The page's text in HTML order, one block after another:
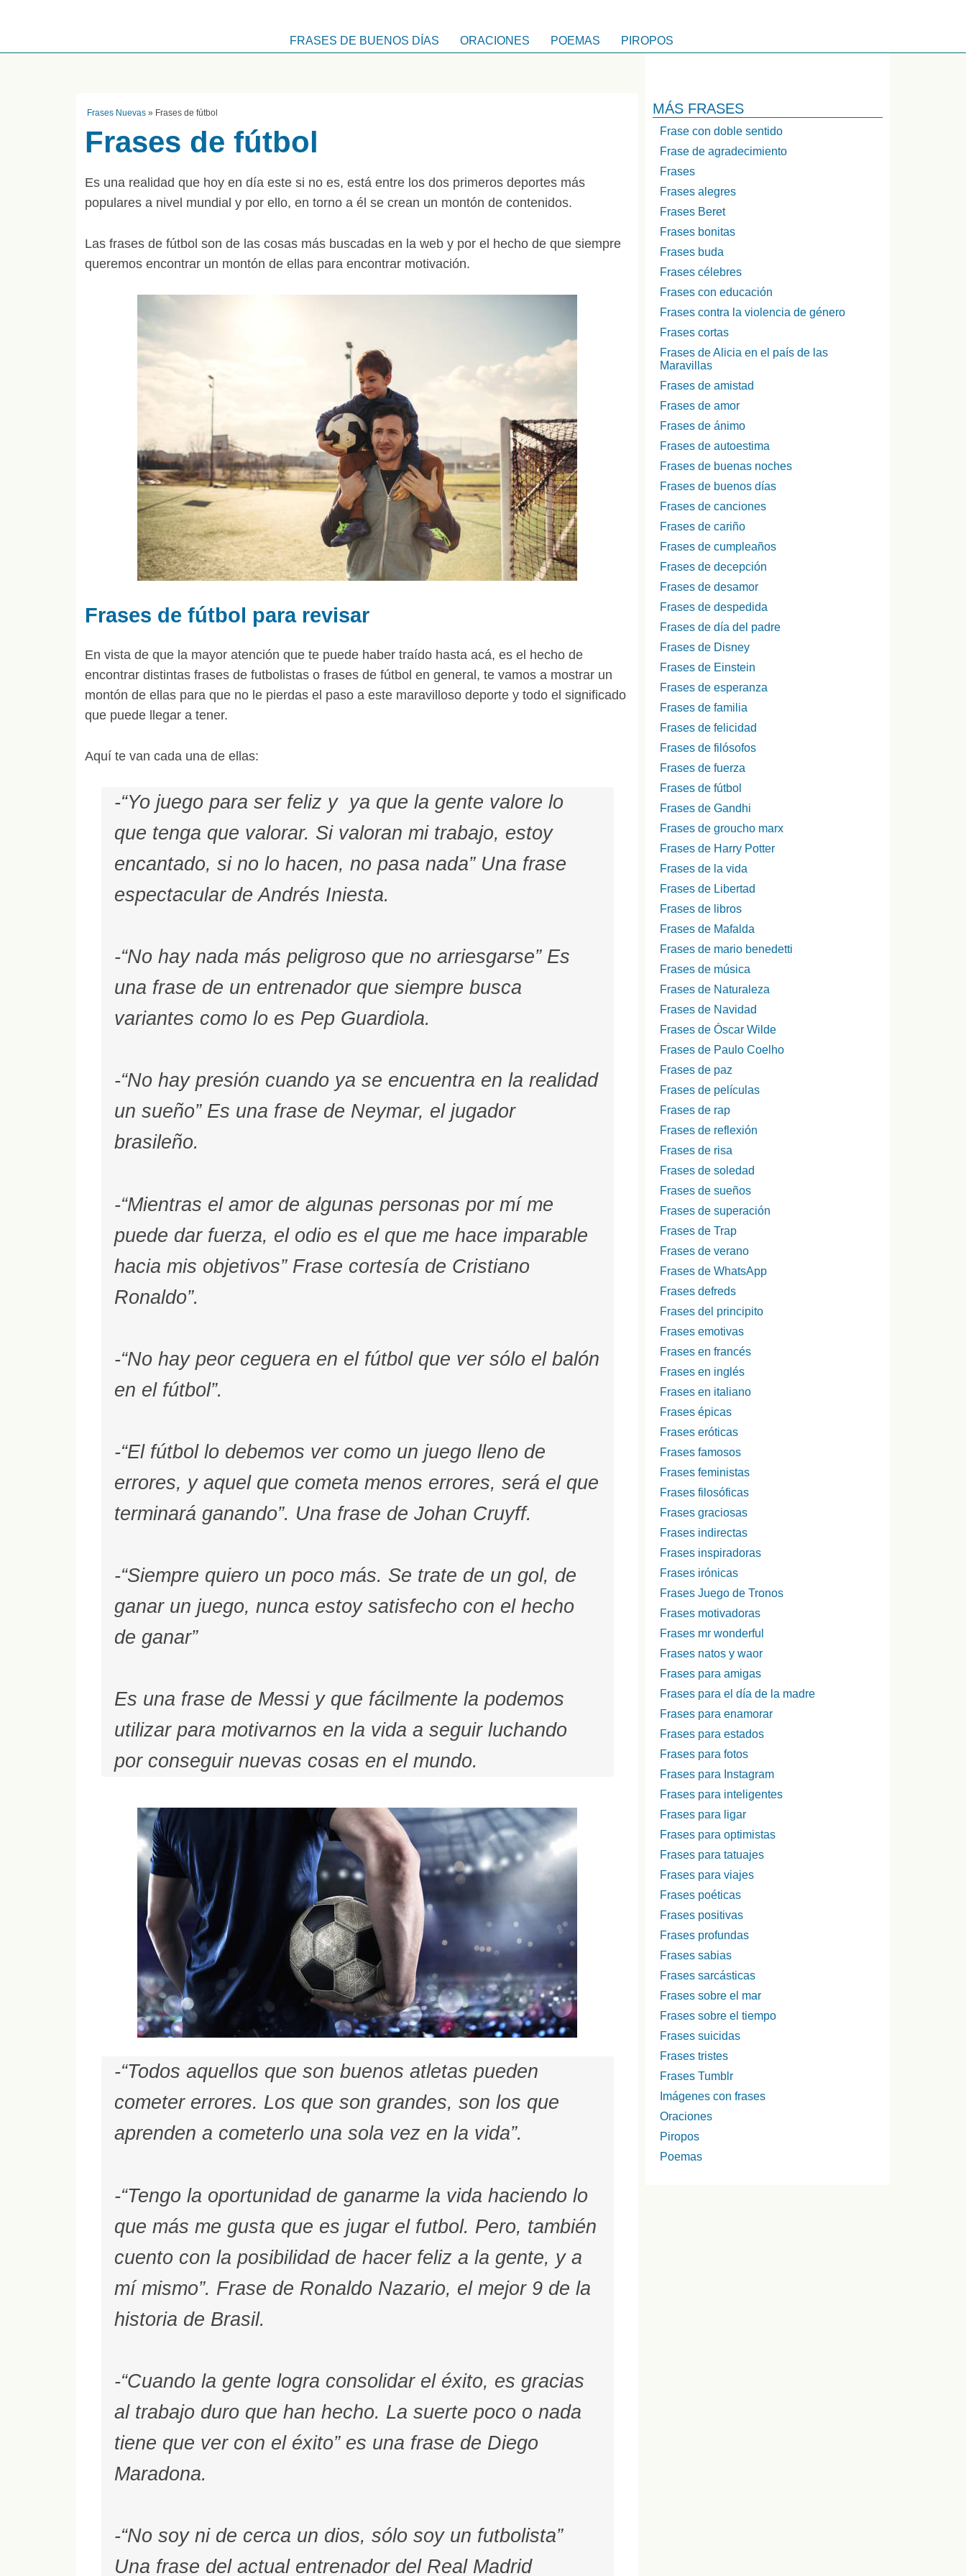
FRASES DE BUENOS DÍAS ORACIONES POEMAS PIROPOS
Frases Nuevas » Frases de fútbol
Frases de fútbol
Es una realidad que hoy en día este si no es, está entre los dos primeros deportes más
populares a nivel mundial y por ello, en torno a él se crean un montón de contenidos.
Las frases de fútbol son de las cosas más buscadas en la web y por el hecho de que siempre
queremos encontrar un montón de ellas para encontrar motivación.
Frases de fútbol para revisar
En vista de que la mayor atención que te puede haber traído hasta acá, es el hecho de
encontrar distintas frases de futbolistas o frases de fútbol en general, te vamos a mostrar un
montón de ellas para que no le pierdas el paso a este maravilloso deporte y todo el significado
que puede llegar a tener.
Aquí te van cada una de ellas:
-“Yo juego para ser feliz y ya que la gente valore lo
que tenga que valorar. Si valoran mi trabajo, estoy
encantado, si no lo hacen, no pasa nada” Una frase
espectacular de Andrés Iniesta.
-“No hay nada más peligroso que no arriesgarse” Es
una frase de un entrenador que siempre busca
variantes como lo es Pep Guardiola.
-“No hay presión cuando ya se encuentra en la realidad
un sueño” Es una frase de Neymar, el jugador
brasileño.
-“Mientras el amor de algunas personas por mí me
puede dar fuerza, el odio es el que me hace imparable
hacia mis objetivos” Frase cortesía de Cristiano
Ronaldo”.
-“No hay peor ceguera en el fútbol que ver sólo el balón
en el fútbol”.
-“El fútbol lo debemos ver como un juego lleno de
errores, y aquel que cometa menos errores, será el que
terminará ganando”. Una frase de Johan Cruyff.
-“Siempre quiero un poco más. Se trate de un gol, de
ganar un juego, nunca estoy satisfecho con el hecho
de ganar”
Es una frase de Messi y que fácilmente la podemos
utilizar para motivarnos en la vida a seguir luchando
por conseguir nuevas cosas en el mundo.
-“Todos aquellos que son buenos atletas pueden
cometer errores. Los que son grandes, son los que
aprenden a cometerlo una sola vez en la vida”.
-“Tengo la oportunidad de ganarme la vida haciendo lo
que más me gusta que es jugar el futbol. Pero, también
cuento con la posibilidad de hacer feliz a la gente, y a
mí mismo”. Frase de Ronaldo Nazario, el mejor 9 de la
historia de Brasil.
-“Cuando la gente logra consolidar el éxito, es gracias
al trabajo duro que han hecho. La suerte poco o nada
tiene que ver con el éxito” es una frase de Diego
Maradona.
-“No soy ni de cerca un dios, sólo soy un futbolista”
Una frase del actual entrenador del Real Madrid
MÁS FRASES
Frase con doble sentido
Frase de agradecimiento
Frases
Frases alegres
Frases Beret
Frases bonitas
Frases buda
Frases célebres
Frases con educación
Frases contra la violencia de género
Frases cortas
Frases de Alicia en el país de las
Maravillas
Frases de amistad
Frases de amor
Frases de ánimo
Frases de autoestima
Frases de buenas noches
Frases de buenos días
Frases de canciones
Frases de cariño
Frases de cumpleaños
Frases de decepción
Frases de desamor
Frases de despedida
Frases de día del padre
Frases de Disney
Frases de Einstein
Frases de esperanza
Frases de familia
Frases de felicidad
Frases de filósofos
Frases de fuerza
Frases de fútbol
Frases de Gandhi
Frases de groucho marx
Frases de Harry Potter
Frases de la vida
Frases de Libertad
Frases de libros
Frases de Mafalda
Frases de mario benedetti
Frases de música
Frases de Naturaleza
Frases de Navidad
Frases de Óscar Wilde
Frases de Paulo Coelho
Frases de paz
Frases de películas
Frases de rap
Frases de reflexión
Frases de risa
Frases de soledad
Frases de sueños
Frases de superación
Frases de Trap
Frases de verano
Frases de WhatsApp
Frases defreds
Frases del principito
Frases emotivas
Frases en francés
Frases en inglés
Frases en italiano
Frases épicas
Frases eróticas
Frases famosos
Frases feministas
Frases filosóficas
Frases graciosas
Frases indirectas
Frases inspiradoras
Frases irónicas
Frases Juego de Tronos
Frases motivadoras
Frases mr wonderful
Frases natos y waor
Frases para amigas
Frases para el día de la madre
Frases para enamorar
Frases para estados
Frases para fotos
Frases para Instagram
Frases para inteligentes
Frases para ligar
Frases para optimistas
Frases para tatuajes
Frases para viajes
Frases poéticas
Frases positivas
Frases profundas
Frases sabias
Frases sarcásticas
Frases sobre el mar
Frases sobre el tiempo
Frases suicidas
Frases tristes
Frases Tumblr
Imágenes con frases
Oraciones
Piropos
Poemas